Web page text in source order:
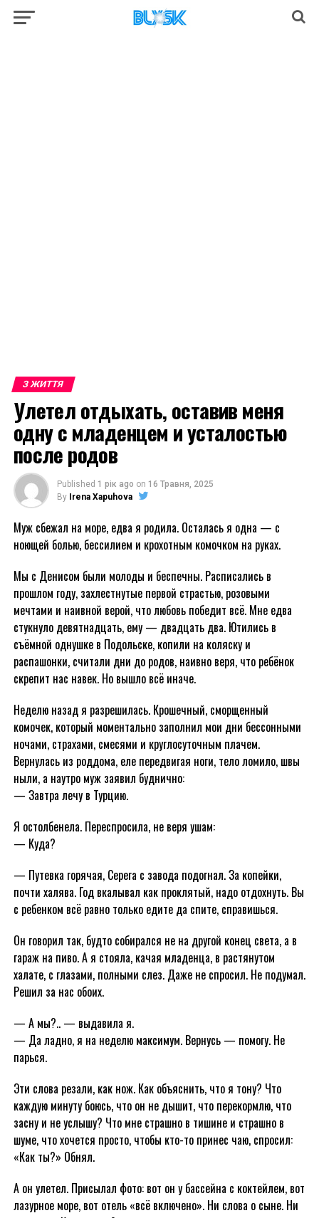
З ЖИТТЯ
Улетел отдыхать, оставив меня
одну с младенцем и усталостью
после родов
Published 1 рік ago on 16 Травня, 2025
By Irena Xapuhova
Муж сбежал на море, едва я родила. Осталась я одна — с
ноющей болью, бессилием и крохотным комочком на руках.
Мы с Денисом были молоды и беспечны. Расписались в
прошлом году, захлестнутые первой страстью, розовыми
мечтами и наивной верой, что любовь победит всё. Мне едва
стукнуло девятнадцать, ему — двадцать два. Ютились в
съёмной однушке в Подольске, копили на коляску и
распашонки, считали дни до родов, наивно веря, что ребёнок
скрепит нас навек. Но вышло всё иначе.
Неделю назад я разрешилась. Крошечный, сморщенный
комочек, который моментально заполнил мои дни бессонными
ночами, страхами, смесями и круглосуточным плачем.
Вернулась из роддома, еле передвигая ноги, тело ломило, швы
ныли, а наутро муж заявил буднично:
— Завтра лечу в Турцию.
Я остолбенела. Переспросила, не веря ушам:
— Куда?
— Путевка горячая, Серега с завода подогнал. За копейки,
почти халява. Год вкалывал как проклятый, надо отдохнуть. Вы
с ребенком всё равно только едите да спите, справишься.
Он говорил так, будто собирался не на другой конец света, а в
гараж на пиво. А я стояла, качая младенца, в растянутом
халате, с глазами, полными слез. Даже не спросил. Не подумал.
Решил за нас обоих.
— А мы?.. — выдавила я.
— Да ладно, я на неделю максимум. Вернусь — помогу. Не
парься.
Эти слова резали, как нож. Как объяснить, что я тону? Что
каждую минуту боюсь, что он не дышит, что перекормлю, что
засну и не услышу? Что мне страшно в тишине и страшно в
шуме, что хочется просто, чтобы кто-то принес чаю, спросил:
«Как ты?» Обнял.
А он улетел. Присылал фото: вот он у бассейна с коктейлем, вот
лазурное море, вот отель «всё включено». Ни слова о сыне. Ни